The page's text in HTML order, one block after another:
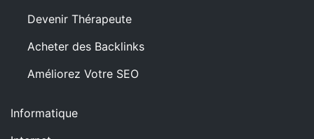
Devenir Thérapeute
Acheter des Backlinks
Améliorez Votre SEO
Informatique